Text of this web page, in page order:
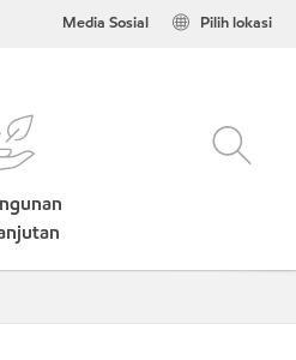
Pilih lokasi
Media Sosial